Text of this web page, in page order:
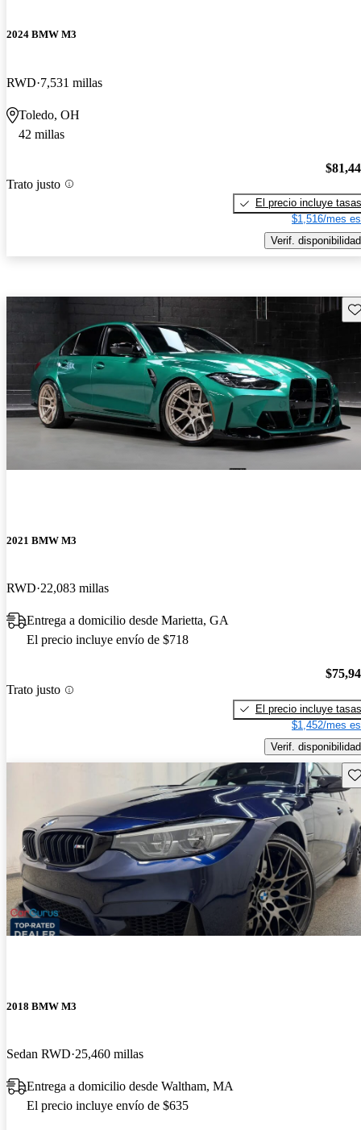
2024 BMW M3
RWD 7,531 millas
Toledo, OH
42 millas
Trato justo
El precio incluye tasas
$1,516/mes
Verif. disponibilidad
2021 BMW M3
RWD 22,083 millas
Entrega a domicilio desde Marietta, GA
El precio incluye envío de $718
Trato justo
El precio incluye tasas
$1,452/mes
Verif. disponibilidad
2018 BMW M3
Sedan RWD 25,460 millas
Entrega a domicilio desde Waltham, MA
El precio incluye envío de $635